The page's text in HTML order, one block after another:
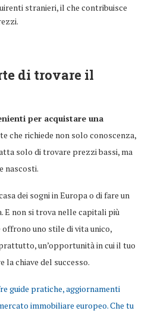
stranieri, il che contribuisce
di trovare il
per acquistare una
che richiede non solo conoscenza,
solo di trovare prezzi bassi, ma
nascosti.
dei sogni in Europa o di fare un
E non si trova nelle capitali più
offrono uno stile di vita unico,
un’opportunità in cui il tuo
la chiave del successo.
guide pratiche, aggiornamenti
immobiliare europeo. Che tu